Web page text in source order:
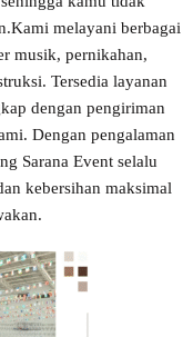
melayani berbagai
musik, pernikahan,
Tersedia layanan
dengan pengiriman
Dengan pengalaman
Sarana Event selalu
kebersihan maksimal